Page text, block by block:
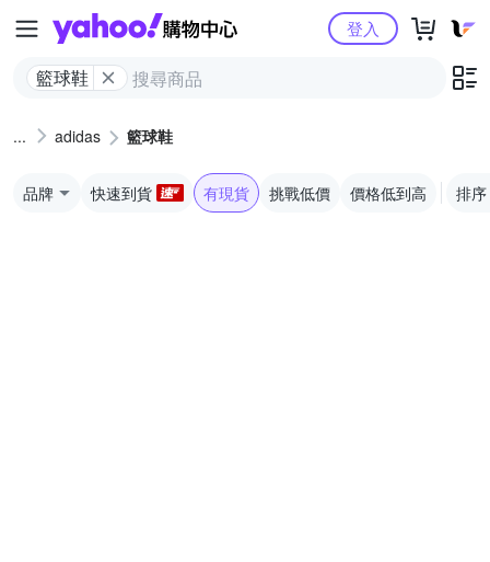
Yahoo購物中心
籃球鞋
登入
adidas 籃球鞋
品牌 快速到貨 有現貨 挑戰低價 價格低到高 排序